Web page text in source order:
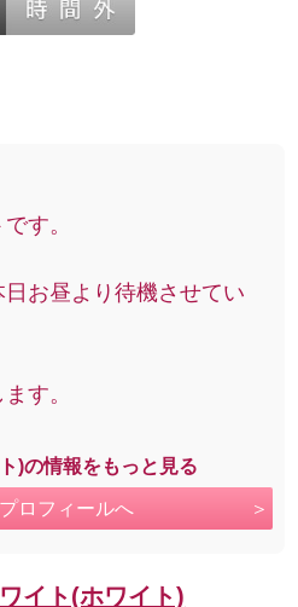
す。
お昼より待機させてい
す。
)の情報をもっと見る
ロフィールへ
イト(ホワイト)